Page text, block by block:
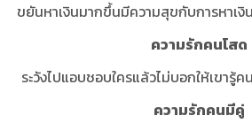
ขยันหาเงินมากขึ้นมีความสุขกับการหาเงิ
ความรักคนโสด
ระวังไปแอบชอบใครแล้วไม่บอกให้เขารู้
ความรักคนมีคู่